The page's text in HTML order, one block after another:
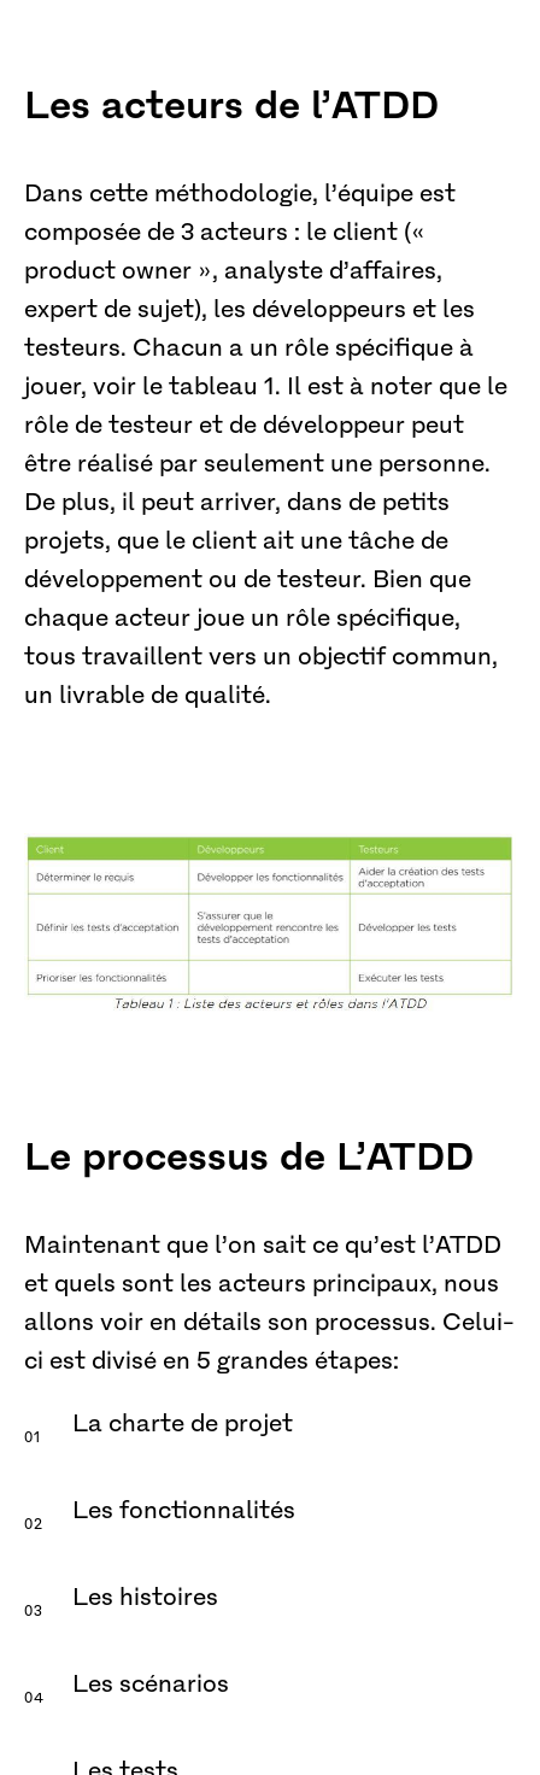
Les acteurs de l’ATDD
Dans cette méthodologie, l’équipe est
composée de 3 acteurs : le client («
product owner », analyste d’affaires,
expert de sujet), les développeurs et les
testeurs. Chacun a un rôle spécifique à
jouer, voir le tableau 1. Il est à noter que le
rôle de testeur et de développeur peut
être réalisé par seulement une personne.
De plus, il peut arriver, dans de petits
projets, que le client ait une tâche de
développement ou de testeur. Bien que
chaque acteur joue un rôle spécifique,
tous travaillent vers un objectif commun,
un livrable de qualité.
Le processus de L’ATDD
Maintenant que l’on sait ce qu’est l’ATDD
et quels sont les acteurs principaux, nous
allons voir en détails son processus. Celui-
ci est divisé en 5 grandes étapes:
La charte de projet
Les fonctionnalités
Les histoires
Les scénarios